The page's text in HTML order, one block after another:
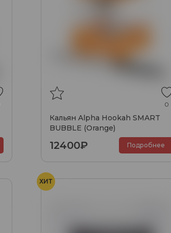
0
Кальян Alpha Hookah SMART
BUBBLE (Orange)
12400₽ Подробнее
ХИТ